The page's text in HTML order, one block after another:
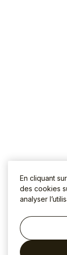
En cliquant
des cookies
analyser